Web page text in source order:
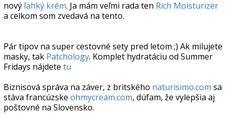
nový ľahký krém. Ja mám veľmi rada ten Rich Moisturizer
a celkom som zvedavá na tento.
Pár tipov na super cestovné sety pred letom ;) Ak milujete
masky, tak Patchology. Komplet hydratáciu od Summer
Fridays nájdete tu
Biznisová správa na záver, z britského naturisimo.com sa
stáva francúzske ohmycream.com, dúfam, že vylepšia aj
poštovné na Slovensko.